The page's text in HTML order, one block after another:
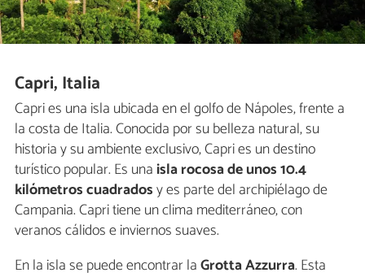
Capri, Italia
Capri es una isla ubicada en el golfo de Nápoles, frente a
la costa de Italia. Conocida por su belleza natural, su
historia y su ambiente exclusivo, Capri es un destino
turístico popular. Es una isla rocosa de unos 10.4
kilómetros cuadradosy es parte del archipiélago de
Campania. Capri tiene un clima mediterráneo, con
veranos cálidos e inviernos suaves.
En la isla se puede encontrar laGrotta Azzurra. Esta